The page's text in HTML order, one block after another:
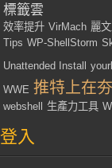
標籤雲
效率提升 VirMach 麗
Tips WP-ShellStorm
Unattended Install
WWE 推特上在
webshell 生產力工具
登入